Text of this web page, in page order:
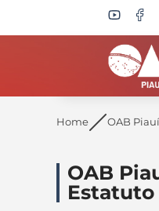
Search
Home OAB
OAB
Estatuto